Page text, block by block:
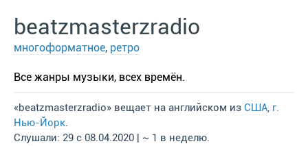
beatzmasterzradio
многоформатное, ретро
Все жанры музыки, всех времён.
«beatzmasterzradio» вещает на английском из США, г.
Нью-Йорк.
Слушали: 29 с 08.04.2020 | ~ 1 в неделю.